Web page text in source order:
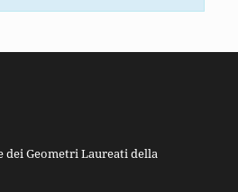
dei Geometri Laureati della